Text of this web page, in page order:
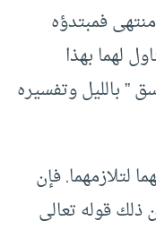
فمبتدؤه
لهما بهذا
” بالليل وتفسيره
لتلازمهما. فإن
ذلك قوله تعالى